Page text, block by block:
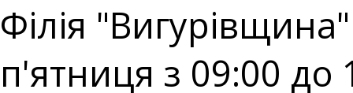
Філія
п'ятниця з 09:00 до